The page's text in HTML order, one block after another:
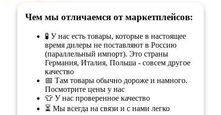
Чем мы отличаемся от маркетплейсов:
🧪 У нас есть товары, которые в настоящее
время дилеры не поставляют в Россию
(параллельный импорт). Это страны
Германия, Италия, Польша - совсем другое
качество
📅 Там товары обычно дороже и намного.
Посмотрите цены у нас
👕 У нас проверенное качество
⏳ Мы всегда на связи и с нами легко